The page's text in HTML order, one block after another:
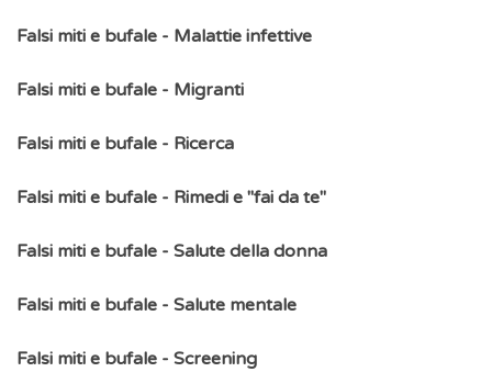
Falsi miti e bufale - Malattie infettive
Falsi miti e bufale - Migranti
Falsi miti e bufale - Ricerca
Falsi miti e bufale - Rimedi e "fai da te"
Falsi miti e bufale - Salute della donna
Falsi miti e bufale - Salute mentale
Falsi miti e bufale - Screening